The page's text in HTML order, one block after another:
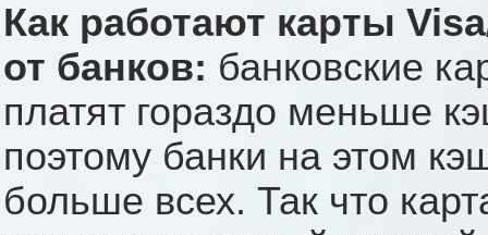
Как работают карты
от банков: банковские
платят гораздо меньше
поэтому банки на этом
больше всех. Так что